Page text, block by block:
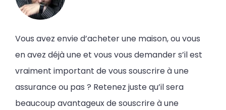
Vous avez envie d’acheter une maison, ou vous
en avez déjà une et vous vous demander s’il est
vraiment important de vous souscrire à une
assurance ou pas ? Retenez juste qu’il sera
beaucoup avantageux de souscrire à une